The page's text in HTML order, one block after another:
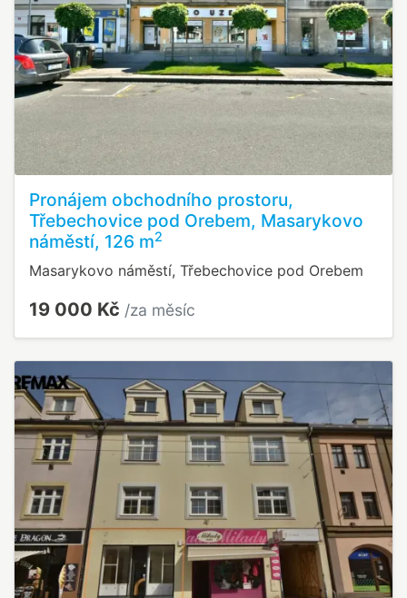
Pronájem obchodního prostoru,
Třebechovice pod Orebem, Masarykovo
náměstí, 126 m2
Masarykovo náměstí, Třebechovice pod Orebem
19 000 Kč /za měsíc